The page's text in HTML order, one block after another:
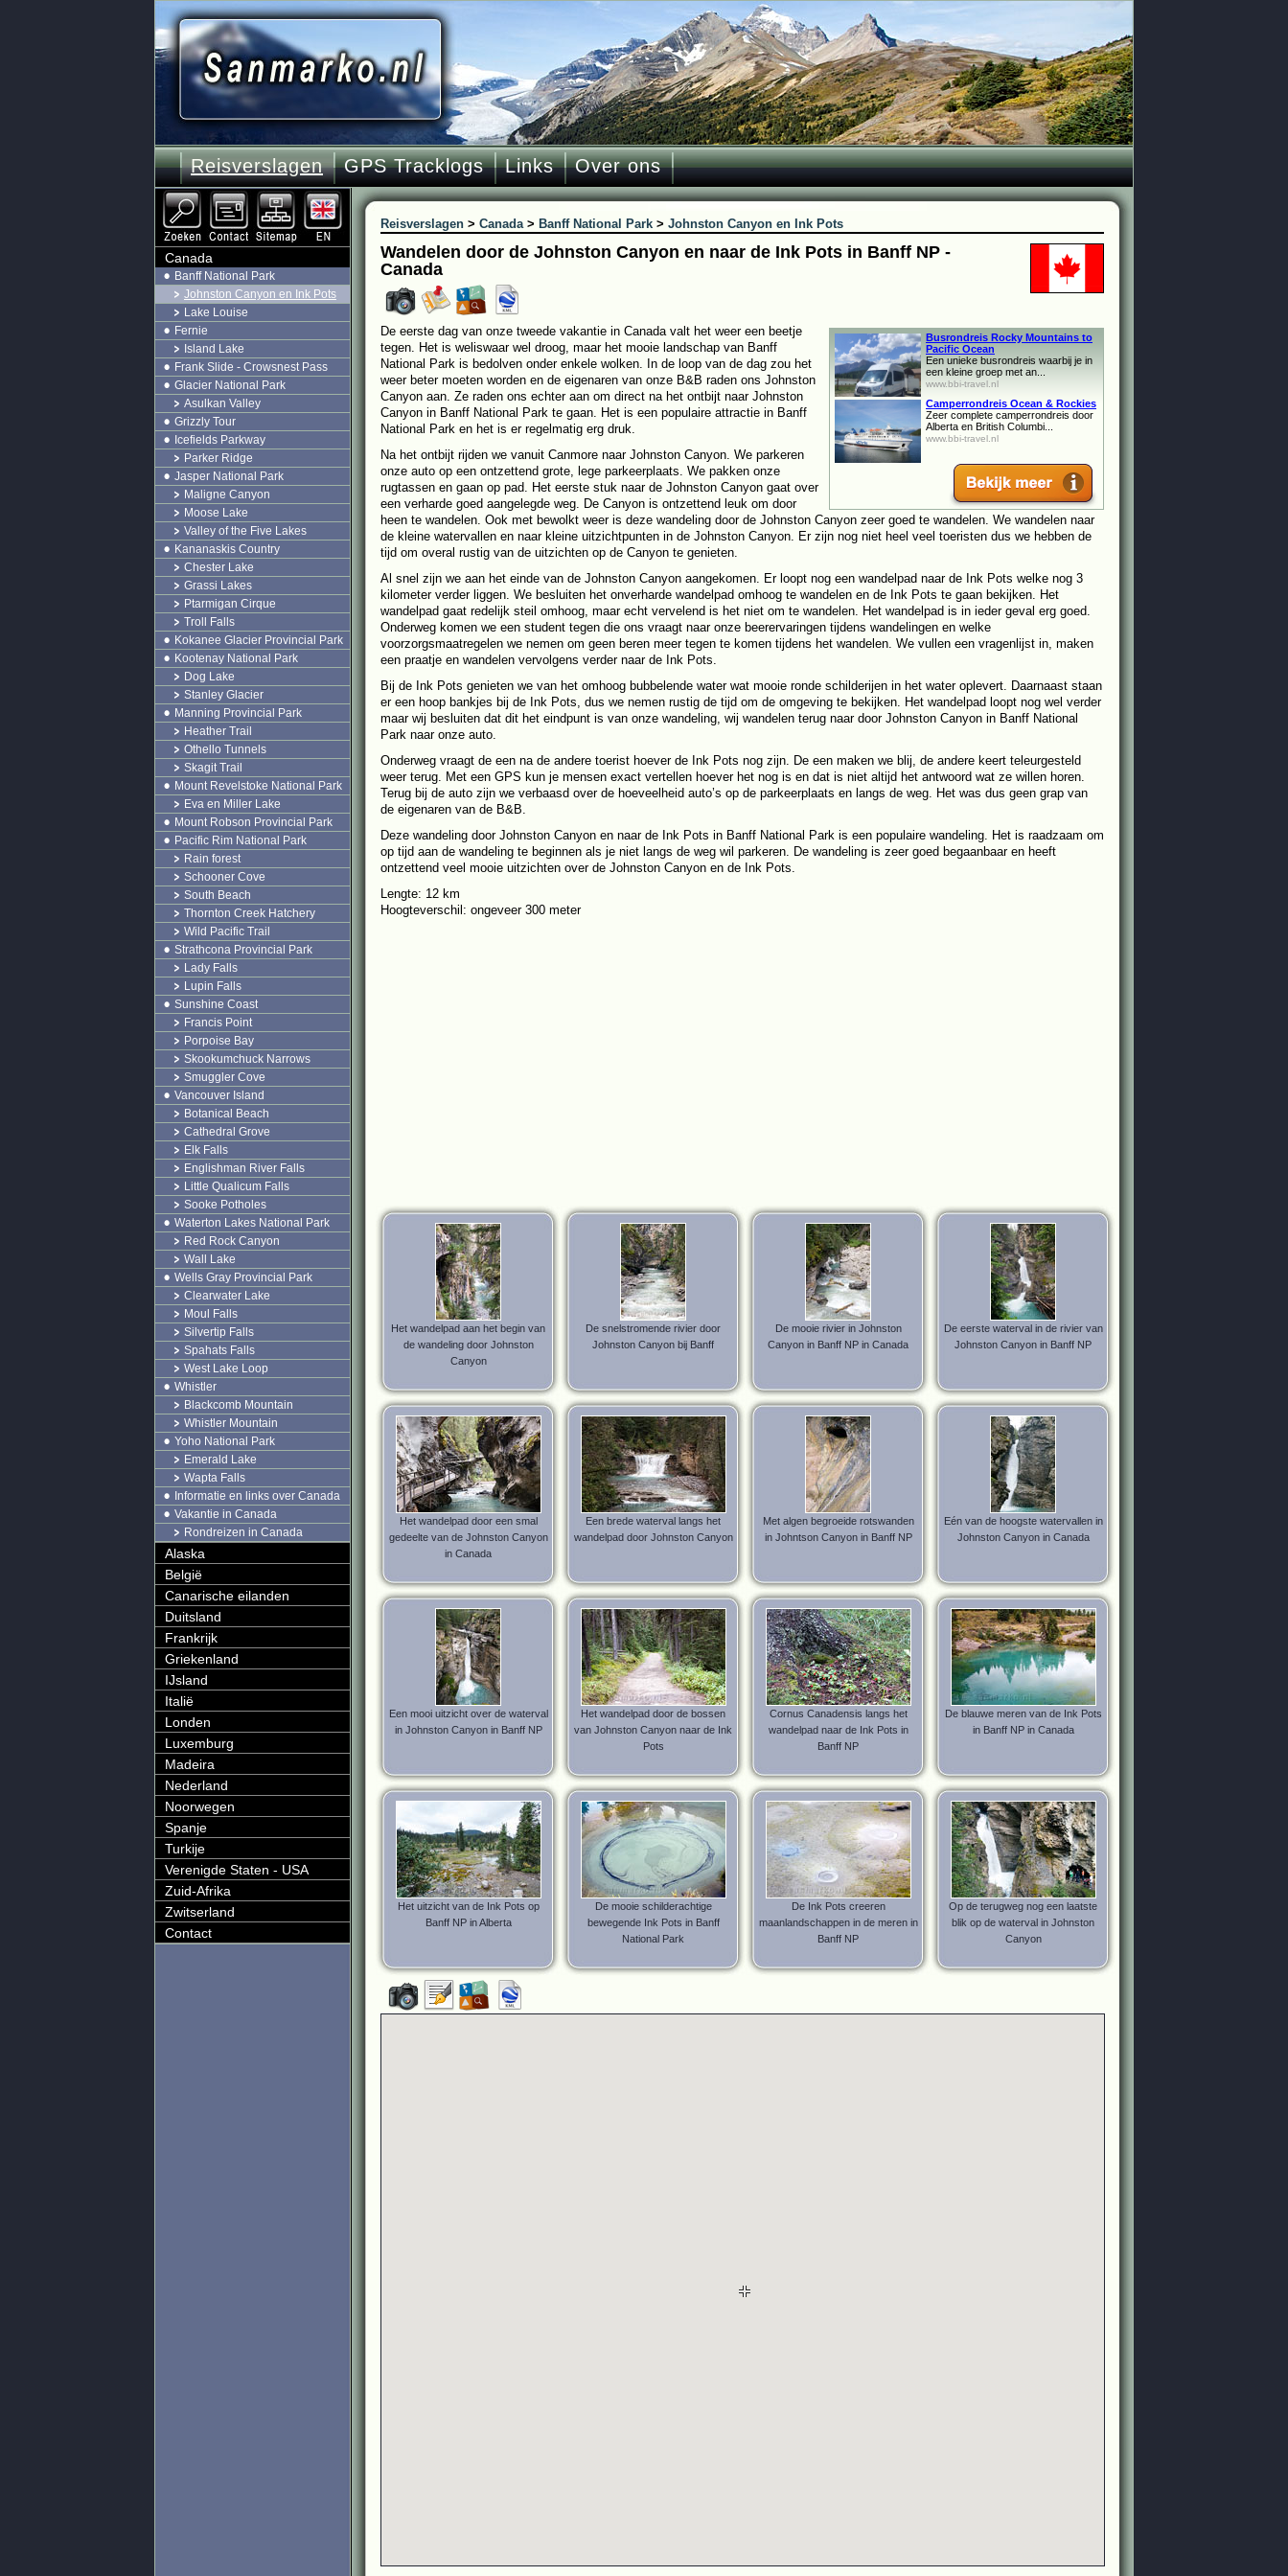
Reisverslagen GPS Tracklogs Links Over ons
Reisverslagen > Canada> Banff National Park > Johnston Canyon en Ink Pots
Wandelen door de Johnston Canyon en naar de Ink Pots in Banff NP -
Canada
Busrondreis Rocky Mountains to
Pacific Ocean
Een unieke busrondreis waarbij je in
een kleine groep met an...
www.bbi-travel.nl
Camperrondreis Ocean & Rockies
Zeer complete camperrondreis door
Alberta en British Columbi...
www.bbi-travel.nl
De eerste dag van onze tweede vakantie in Canada valt het weer een beetje
tegen. Het is weliswaar wel droog, maar het mooie landschap van Banff
National Park is bedolven onder enkele wolken. In de loop van de dag zou het
weer beter moeten worden en de eigenaren van onze B&B raden ons Johnston
Canyon aan. Ze raden ons echter aan om direct na het ontbijt naar Johnston
Canyon in Banff National Park te gaan. Het is een populaire attractie in Banff
National Park en het is er regelmatig erg druk.
Na het ontbijt rijden we vanuit Canmore naar Johnston Canyon. We parkeren
onze auto op een ontzettend grote, lege parkeerplaats. We pakken onze
rugtassen en gaan op pad. Het eerste stuk naar de Johnston Canyon gaat over
een verharde goed aangelegde weg. De Canyon is ontzettend leuk om door
heen te wandelen. Ook met bewolkt weer is deze wandeling door de Johnston Canyon zeer goed te wandelen. We wandelen naar
de kleine watervallen en naar kleine uitzichtpunten in de Johnston Canyon. Er zijn nog niet heel veel toeristen dus we hebben de
tijd om overal rustig van de uitzichten op de Canyon te genieten.
Al snel zijn we aan het einde van de Johnston Canyon aangekomen. Er loopt nog een wandelpad naar de Ink Pots welke nog 3
kilometer verder liggen. We besluiten het onverharde wandelpad omhoog te wandelen en de Ink Pots te gaan bekijken. Het
wandelpad gaat redelijk steil omhoog, maar echt vervelend is het niet om te wandelen. Het wandelpad is in ieder geval erg goed.
Onderweg komen we een student tegen die ons vraagt naar onze beerervaringen tijdens wandelingen en welke
voorzorgsmaatregelen we nemen om geen beren meer tegen te komen tijdens het wandelen. We vullen een vragenlijst in, maken
een praatje en wandelen vervolgens verder naar de Ink Pots.
Bij de Ink Pots genieten we van het omhoog bubbelende water wat mooie ronde schilderijen in het water oplevert. Daarnaast staan
er een hoop bankjes bij de Ink Pots, dus we nemen rustig de tijd om de omgeving te bekijken. Het wandelpad loopt nog wel verder
maar wij besluiten dat dit het eindpunt is van onze wandeling, wij wandelen terug naar door Johnston Canyon in Banff National
Park naar onze auto.
Onderweg vraagt de een na de andere toerist hoever de Ink Pots nog zijn. De een maken we blij, de andere keert teleurgesteld
weer terug. Met een GPS kun je mensen exact vertellen hoever het nog is en dat is niet altijd het antwoord wat ze willen horen.
Terug bij de auto zijn we verbaasd over de hoeveelheid auto’s op de parkeerplaats en langs de weg. Het was dus geen grap van
de eigenaren van de B&B.
Deze wandeling door Johnston Canyon en naar de Ink Pots in Banff National Park is een populaire wandeling. Het is raadzaam om
op tijd aan de wandeling te beginnen als je niet langs de weg wil parkeren. De wandeling is zeer goed begaanbaar en heeft
ontzettend veel mooie uitzichten over de Johnston Canyon en de Ink Pots.
Lengte: 12 km
Hoogteverschil: ongeveer 300 meter
Het wandelpad aan het begin van
de wandeling door Johnston
Canyon
De snelstromende rivier door
Johnston Canyon bij Banff
De mooie rivier in Johnston
Canyon in Banff NP in Canada
De eerste waterval in de rivier van
Johnston Canyon in Banff NP
Het wandelpad door een smal
gedeelte van de Johnston Canyon
in Canada
Een brede waterval langs het
wandelpad door Johnston Canyon
Met algen begroeide rotswanden
in Johntson Canyon in Banff NP
Eén van de hoogste watervallen in
Johnston Canyon in Canada
Een mooi uitzicht over de waterval
in Johnston Canyon in Banff NP
Het wandelpad door de bossen
van Johnston Canyon naar de Ink
Pots
Cornus Canadensis langs het
wandelpad naar de Ink Pots in
Banff NP
De blauwe meren van de Ink Pots
in Banff NP in Canada
Het uitzicht van de Ink Pots op
Banff NP in Alberta
De mooie schilderachtige
bewegende Ink Pots in Banff
National Park
De Ink Pots creeren
maanlandschappen in de meren in
Banff NP
Op de terugweg nog een laatste
blik op de waterval in Johnston
Canyon
Canada
Banff National Park
Johnston Canyon en Ink Pots
Lake Louise
Fernie
Island Lake
Frank Slide - Crowsnest Pass
Glacier National Park
Asulkan Valley
Grizzly Tour
Icefields Parkway
Parker Ridge
Jasper National Park
Maligne Canyon
Moose Lake
Valley of the Five Lakes
Kananaskis Country
Chester Lake
Grassi Lakes
Ptarmigan Cirque
Troll Falls
Kokanee Glacier Provincial Park
Kootenay National Park
Dog Lake
Stanley Glacier
Manning Provincial Park
Heather Trail
Othello Tunnels
Skagit Trail
Mount Revelstoke National Park
Eva en Miller Lake
Mount Robson Provincial Park
Pacific Rim National Park
Rain forest
Schooner Cove
South Beach
Thornton Creek Hatchery
Wild Pacific Trail
Strathcona Provincial Park
Lady Falls
Lupin Falls
Sunshine Coast
Francis Point
Porpoise Bay
Skookumchuck Narrows
Smuggler Cove
Vancouver Island
Botanical Beach
Cathedral Grove
Elk Falls
Englishman River Falls
Little Qualicum Falls
Sooke Potholes
Waterton Lakes National Park
Red Rock Canyon
Wall Lake
Wells Gray Provincial Park
Clearwater Lake
Moul Falls
Silvertip Falls
Spahats Falls
West Lake Loop
Whistler
Blackcomb Mountain
Whistler Mountain
Yoho National Park
Emerald Lake
Wapta Falls
Informatie en links over Canada
Vakantie in Canada
Rondreizen in Canada
Alaska
België
Canarische eilanden
Duitsland
Frankrijk
Griekenland
IJsland
Italië
Londen
Luxemburg
Madeira
Nederland
Noorwegen
Spanje
Turkije
Verenigde Staten - USA
Zuid-Afrika
Zwitserland
Contact